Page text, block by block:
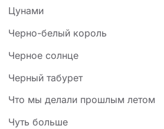
Цунами
Черно-белый король
Черное солнце
Черный табурет
Что мы делали прошлым летом
Чуть больше